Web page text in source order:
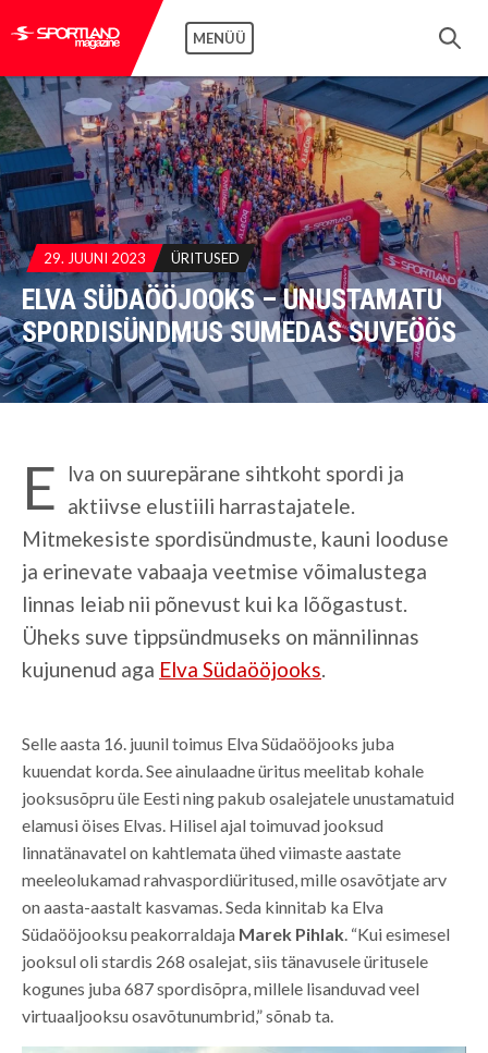
MENÜÜ
29. JUUNI 2023 ÜRITUSED
ELVA SÜDAÖÖJOOKS – UNUSTAMATU
SPORDISÜNDMUS SUMEDAS SUVEÖÖS
E
lva on suurepärane sihtkoht spordi ja
aktiivse elustiili harrastajatele.
Mitmekesiste spordisündmuste, kauni looduse
ja erinevate vabaaja veetmise võimalustega
linnas leiab nii põnevust kui ka lõõgastust.
Üheks suve tippsündmuseks on männilinnas
kujunenud aga Elva Südaööjooks.
Selle aasta 16. juunil toimus Elva Südaööjooks juba
kuuendat korda. See ainulaadne üritus meelitab kohale
jooksusõpru üle Eesti ning pakub osalejatele unustamatuid
elamusi öises Elvas. Hilisel ajal toimuvad jooksud
linnatänavatel on kahtlemata ühed viimaste aastate
meeleolukamad rahvaspordiüritused, mille osavõtjate arv
on aasta-aastalt kasvamas. Seda kinnitab ka Elva
Südaööjooksu peakorraldaja Marek Pihlak. “Kui esimesel
jooksul oli stardis 268 osalejat, siis tänavusele üritusele
kogunes juba 687 spordisõpra, millele lisanduvad veel
virtuaaljooksu osavõtunumbrid,” sõnab ta.